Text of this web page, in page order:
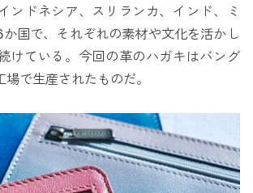
ンドネシア、スリランカ、インド、ミ
国で、それぞれの素材や文化を活かし
けている。今回の革のハガキはバング
で生産されたものだ。